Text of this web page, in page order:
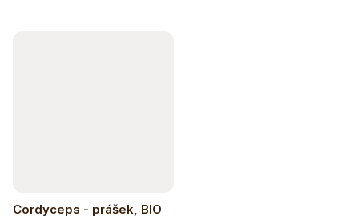
Cordyceps - prášek, BIO